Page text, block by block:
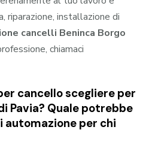
riparazione, installazione di
cancelli Beninca Borgo
chiamaci
cancello scegliere per
Pavia? Quale potrebbe
automazione per chi